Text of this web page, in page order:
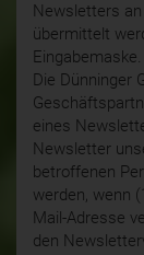
Newsletters
übermittelt
Eingabemaske.
Die Dünninger
eines
Newsletter
betroffenen
werden, wenn
Mail-Adresse
den